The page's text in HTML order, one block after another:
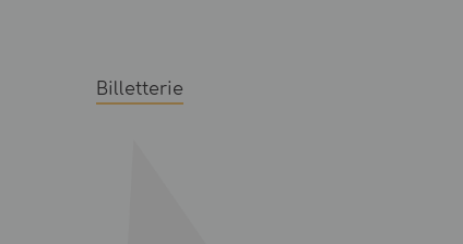
Billetterie